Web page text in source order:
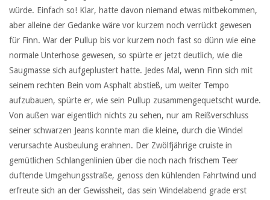
würde. Einfach so! Klar, hatte davon niemand etwas mitbekommen,
aber alleine der Gedanke wäre vor kurzem noch verrückt gewesen
für Finn. War der Pullup bis vor kurzem noch fast so dünn wie eine
normale Unterhose gewesen, so spürte er jetzt deutlich, wie die
Saugmasse sich aufgeplustert hatte. Jedes Mal, wenn Finn sich mit
seinem rechten Bein vom Asphalt abstieß, um weiter Tempo
aufzubauen, spürte er, wie sein Pullup zusammengequetscht wurde.
Von außen war eigentlich nichts zu sehen, nur am Reißverschluss
seiner schwarzen Jeans konnte man die kleine, durch die Windel
verursachte Ausbeulung erahnen. Der Zwölfjährige cruiste in
gemütlichen Schlangenlinien über die noch nach frischem Teer
duftende Umgehungsstraße, genoss den kühlenden Fahrtwind und
erfreute sich an der Gewissheit, das sein Windelabend grade erst